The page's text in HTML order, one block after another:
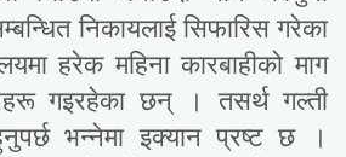
निकायलाई सिफारिस गरेका
हरेक महिना कारबाहीको माग
गइरहेका छन् । तसर्थ गल्ती
भन्नेमा इक्यान प्रष्ट छ ।